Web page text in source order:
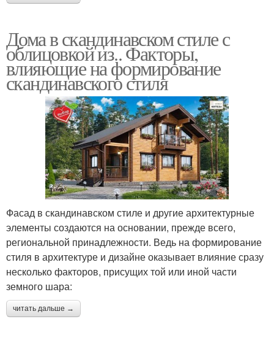
Дома в скандинавском стиле с
облицовкой из.. Факторы,
влияющие на формирование
скандинавского стиля
Фасад в скандинавском стиле и другие архитектурные
элементы создаются на основании, прежде всего,
региональной принадлежности. Ведь на формирование
стиля в архитектуре и дизайне оказывает влияние сразу
несколько факторов, присущих той или иной части
земного шара:
читать дальше →